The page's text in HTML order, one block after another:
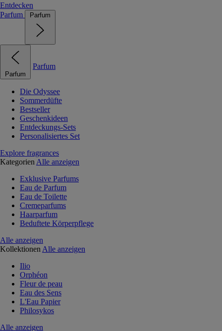
Entdecken
Parfum
Parfum
Parfum
Parfum
Die Odyssee
Sommerdüfte
Bestseller
Geschenkideen
Entdeckungs-Sets
Personalisiertes Set
Explore fragrances
Kategorien Alle anzeigen
Exklusive Parfums
Eau de Parfum
Eau de Toilette
Cremeparfums
Haarparfum
Beduftete Körperpflege
Alle anzeigen
Kollektionen Alle anzeigen
Ilio
Orphéon
Fleur de peau
Eau des Sens
L'Eau Papier
Philosykos
Alle anzeigen